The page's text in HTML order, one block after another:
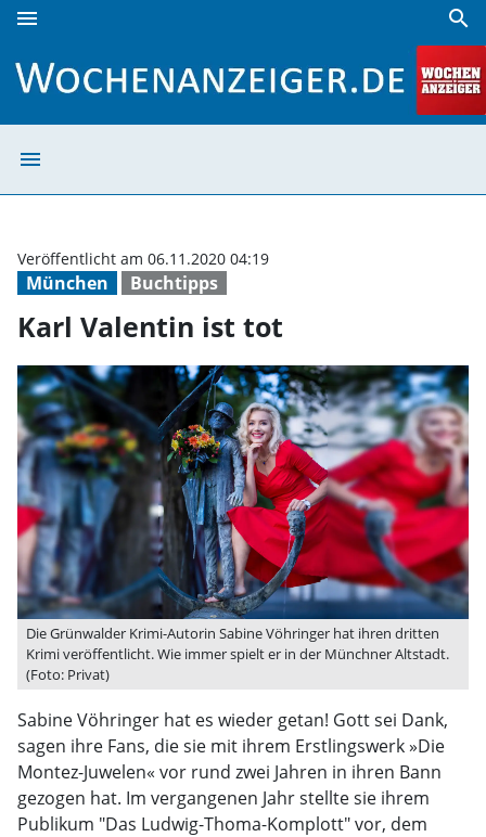
menu search
menu
München Buchtipps
Veröffentlicht am 06.11.2020 04:19
Karl Valentin ist tot
Die Grünwalder Krimi-Autorin Sabine Vöhringer hat ihren dritten
Krimi veröffentlicht. Wie immer spielt er in der Münchner Altstadt.
(Foto: Privat)
Sabine Vöhringer hat es wieder getan! Gott sei Dank,
sagen ihre Fans, die sie mit ihrem Erstlingswerk »Die
Montez-Juwelen« vor rund zwei Jahren in ihren Bann
gezogen hat. Im vergangenen Jahr stellte sie ihrem
Publikum "Das Ludwig-Thoma-Komplott" vor, dem